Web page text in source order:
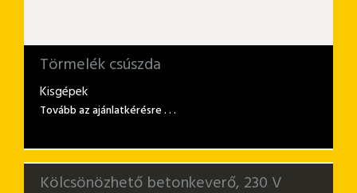
Törmelék csúszda
Kisgépek
Tovább az ajánlatkérésre . . .
Kölcsönözhető betonkeverő, 230 V